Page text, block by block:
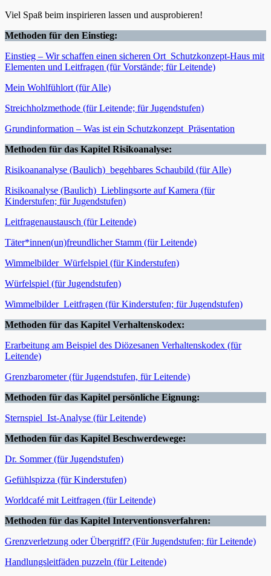
Viel Spaß beim inspirieren lassen und ausprobieren!
Methoden für den Einstieg:
Einstieg – Wir schaffen einen sicheren Ort_Schutzkonzept-Haus mit
Elementen und Leitfragen (für Vorstände; für Leitende)
Mein Wohlfühlort (für Alle)
Streichholzmethode (für Leitende; für Jugendstufen)
Grundinformation – Was ist ein Schutzkonzept_Präsentation
Methoden für das Kapitel Risikoanalyse:
Risikoananalyse (Baulich)_begehbares Schaubild (für Alle)
Risikoanalyse (Baulich)_Lieblingsorte auf Kamera (für
Kinderstufen; für Jugendstufen)
Leitfragenaustausch (für Leitende)
Täter*innen(un)freundlicher Stamm (für Leitende)
Wimmelbilder_Würfelspiel (für Kinderstufen)
Würfelspiel (für Jugendstufen)
Wimmelbilder_Leitfragen (für Kinderstufen; für Jugendstufen)
Methoden für das Kapitel Verhaltenskodex:
Erarbeitung am Beispiel des Diözesanen Verhaltenskodex (für
Leitende)
Grenzbarometer (für Jugendstufen, für Leitende)
Methoden für das Kapitel persönliche Eignung:
Sternspiel_Ist-Analyse (für Leitende)
Methoden für das Kapitel Beschwerdewege:
Dr. Sommer (für Jugendstufen)
Gefühlspizza (für Kinderstufen)
Worldcafé mit Leitfragen (für Leitende)
Methoden für das Kapitel Interventionsverfahren:
Grenzverletzung oder Übergriff? (Für Jugendstufen; für Leitende)
Handlungsleitfäden puzzeln (für Leitende)